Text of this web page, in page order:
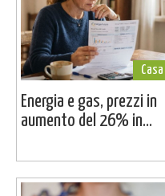
Casa
Energia e gas, prezzi in
aumento del 26% in...